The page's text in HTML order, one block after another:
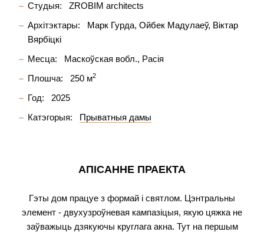
Студыя:
ZROBIM architects
Архітэктары:
Марк Гурда Ойбек Мадулаеў Віктар
Вярбіцкі
Месца:
Маскоўская вобл., Расія
Плошча:
250 м2
Год:
2025
Катэгорыя:
Прыватныя дамы
АПІСАННЕ ПРАЕКТА
Гэты дом працуе з формай і святлом. Цэнтральны
элемент - двухузроўневая кампазіцыя, якую цяжка не
заўважыць дзякуючы круглага акна. Тут на першым